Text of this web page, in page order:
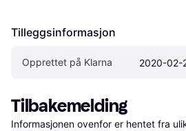
Tilleggsinformasjon
Opprettet på Klarna 2020-02-
Tilbakemelding
Informasjonen ovenfor er hentet fra